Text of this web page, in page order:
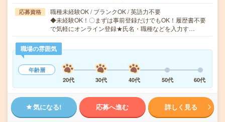
応募資格
職種未経験OK / ブランクOK / 英語力不要
◆未経験OK！〇まずは事前登録だけでもOK！履歴書不要
で気軽にオンライン登録★氏名・職種などを入力す…
職場の雰囲気
年齢層
20代
30代 40代 50代 60代
気になる! 応募へ進む 詳しく見る